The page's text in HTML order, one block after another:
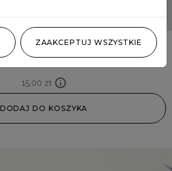
Ruscus miętowy
15,00 zł
DODAJ DO KOSZYKA
ZAAKCEPTUJ WSZYSTKIE